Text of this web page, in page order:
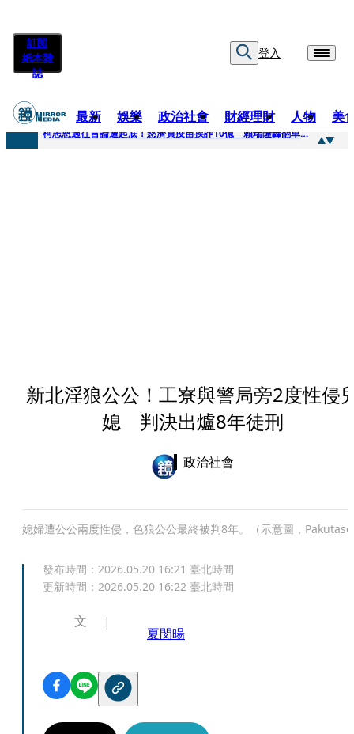
訂閱
紙本雜
誌
登入
最新 娛樂 政治社會 財經理財 人物 美
快訊
柯志恩過往言論遭起底！慈濟買疫苗挨詐10億 賴瑞隆轟翻車：應為當年錯誤道歉
新北淫狼公公！工寮與警局旁2度性侵
媳 判決出爐8年徒刑
政治社會
媳婦遭公公兩度性侵，色狼公公最終被判8年。（示意圖，
發布時間： 2026.05.20 16:21 臺北時間
更新時間： 2026.05.20 16:22 臺北時間
文
夏閔暘